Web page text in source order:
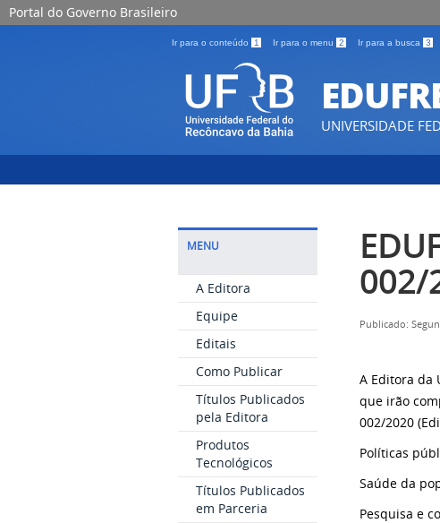
Portal do Governo Brasileiro
Ir para o conteúdo 1 Ir para o menu 2 Ir para a busca 3
UNIVERSIDADE
MENU
A Editora
Equipe
Editais
Como Publicar
Títulos Publicados
pela Editora
Produtos
Tecnológicos
Títulos Publicados
em Parceria
002/
Publicado:
A Editora da
que irão
002/2020
Políticas
Saúde da
Pesquisa e